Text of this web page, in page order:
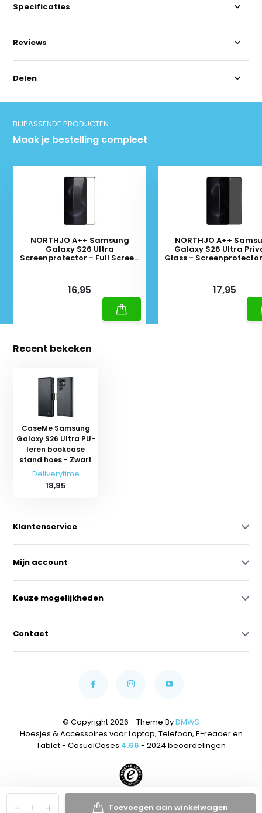
+
- Toevoegen aan winkelwagen
Specificaties
Reviews
Delen
BIJPASSENDE PRODUCTEN
Maak je bestelling compleet
NORTHJO A++ Samsung
Galaxy S26 Ultra
Screenprotector - Full Screen
16,95
NORTHJO A++
Galaxy S26 Ultra
Glass -
17,95
Recent bekeken
CaseMe Samsung
Galaxy S26 Ultra PU-
leren bookcase
stand hoes - Zwart
Deliverytime
18,95
Klantenservice
Mijn account
Keuze mogelijkheden
Contact
© Copyright 2026 - Theme ByDMWS
Hoesjes & Accessoires voor Laptop, Telefoon, E-reader en
Tablet - CasualCases 4.66 - 2024 beoordelingen